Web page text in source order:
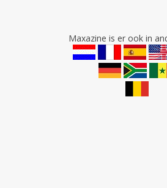
Maxazine is er ook in